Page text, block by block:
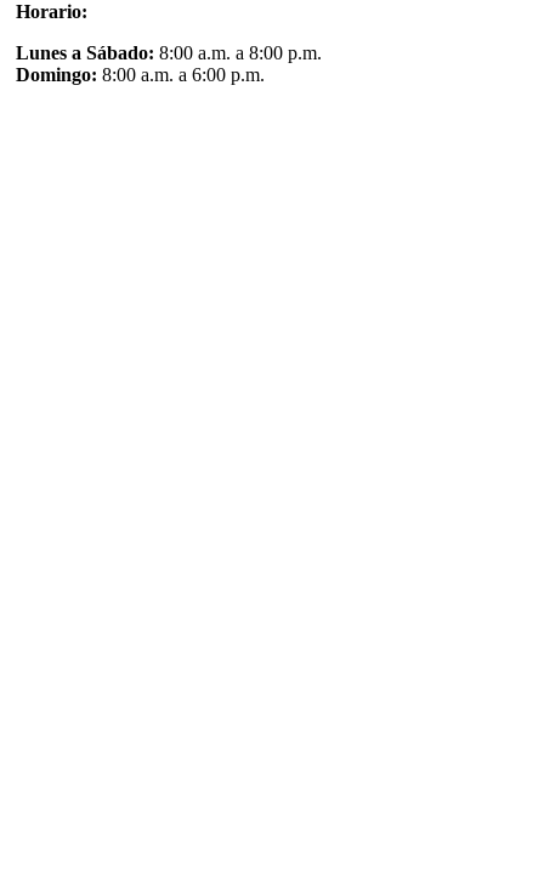
Horario:
Lunes a Sábado: 8:00 a.m. a 8:00 p.m.
Domingo: 8:00 a.m. a 6:00 p.m.